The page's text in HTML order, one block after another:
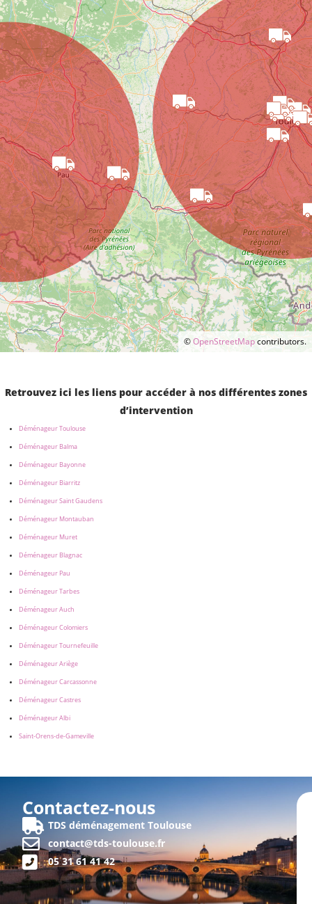
©OpenStreetMapcontributors.
Retrouvez ici les liens pour accéder à nos différentes zones
d’intervention
Déménageur Toulouse
Déménageur Balma
Déménageur Bayonne
Déménageur Biarritz
Déménageur Saint Gaudens
Déménageur Montauban
Déménageur Muret
Déménageur Blagnac
Déménageur Pau
Déménageur Tarbes
Déménageur Auch
Déménageur Colomiers
Déménageur Tournefeuille
Déménageur Ariège
Déménageur Carcassonne
Déménageur Castres
Déménageur Albi
Saint-Orens-de-Gameville
Contactez-nous
TDS déménagement Toulouse
contact@tds-toulouse.fr
05 31 61 41 42